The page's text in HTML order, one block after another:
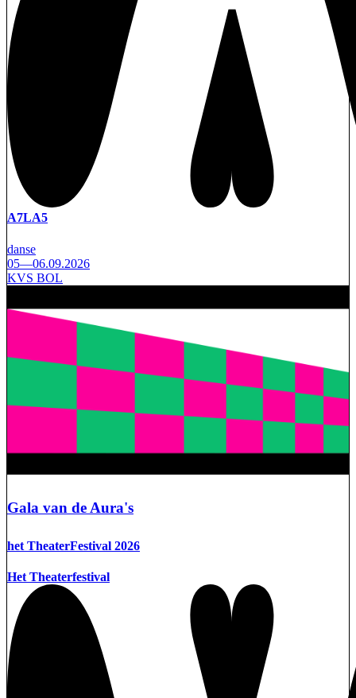
A7LA5
danse
05—06.09.2026
KVS BOL
Gala van de Aura's
het TheaterFestival 2026
Het Theaterfestival